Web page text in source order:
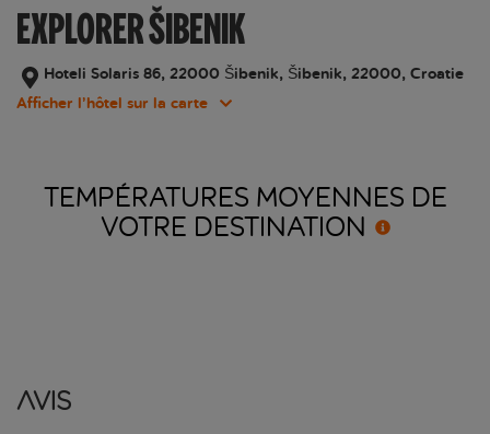
EXPLORER ŠIBENIK
Hoteli Solaris 86, 22000 Šibenik, Šibenik, 22000, Croatie
Afficher l’hôtel sur la carte
TEMPÉRATURES MOYENNES DE
VOTRE DESTINATION
Avis